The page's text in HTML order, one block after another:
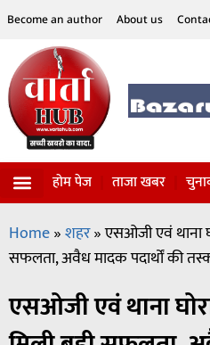
Become an author About us
होम पेज ताजा खबर
Home»शहर»एसओजी एवं थाना
सफलता, अवैध मादक पदार्थों की
एसओजी एवं थाना